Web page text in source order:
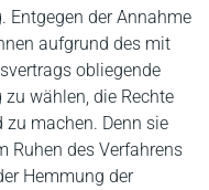
Entgegen der Annahme
aufgrund des mit
obliegende
wählen, die Rechte
machen. Denn sie
Ruhen des Verfahrens
Hemmung der